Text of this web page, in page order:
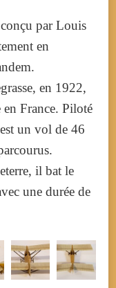
par Louis
en
en 1922,
France. Piloté
un vol de 46
il bat le
une durée de